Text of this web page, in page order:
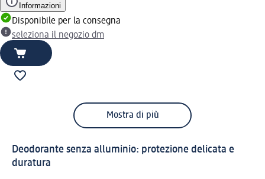
Informazioni
Disponibile per la consegna
seleziona il negozio dm
Mostra di più
Deodorante senza alluminio: protezione delicata e
duratura